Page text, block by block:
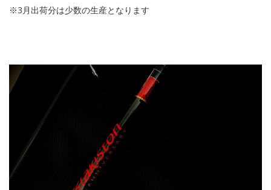
※3月出荷分は少数の生産となります